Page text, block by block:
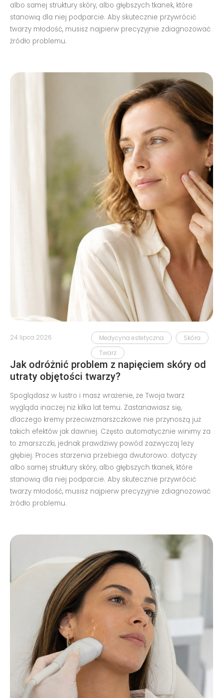
albo samej struktury skóry, albo głębszych tkanek, które
stanowią dla niej podparcie. Aby skutecznie przywrócić
twarzy młodość, musisz najpierw precyzyjnie zdiagnozować
źródło problemu.
Medycyna estetyczna
Skóra
Twarz
24 lipca 2026
Jak odróżnić problem z napięciem skóry od
utraty objętości twarzy?
Spoglądasz w lustro i masz wrażenie, że Twoja twarz
wygląda inaczej niż kilka lat temu. Zastanawiasz się,
dlaczego kremy przeciwzmarszczkowe nie przynoszą już
takich efektów jak dawniej. Często automatycznie winimy za
to zmarszczki, jednak prawdziwy powód zazwyczaj leży
głębiej. Proces starzenia przebiega dwutorowo: dotyczy
albo samej struktury skóry, albo głębszych tkanek, które
stanowią dla niej podparcie. Aby skutecznie przywrócić
twarzy młodość, musisz najpierw precyzyjnie zdiagnozować
źródło problemu.